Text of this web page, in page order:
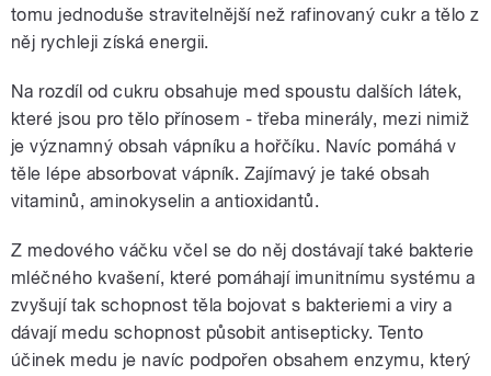
tomu jednoduše stravitelnější než rafinovaný cukr a tělo z
něj rychleji získá energii.
Na rozdíl od cukru obsahuje med spoustu dalších látek,
které jsou pro tělo přínosem - třeba minerály, mezi nimiž
je významný obsah vápníku a hořčíku. Navíc pomáhá v
těle lépe absorbovat vápník. Zajímavý je také obsah
vitaminů, aminokyselin a antioxidantů.
Z medového váčku včel se do něj dostávají také bakterie
mléčného kvašení, které pomáhají imunitnímu systému a
zvyšují tak schopnost těla bojovat s bakteriemi a viry a
dávají medu schopnost působit antisepticky. Tento
účinek medu je navíc podpořen obsahem enzymu, který